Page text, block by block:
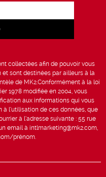
collectées afin de pouvoir vous
sont destinées par ailleurs à la
de MK2.Conformément à la loi
1978 modifiée en 2004, vous
aux informations qui vous
à l’utilisation de ces données, que
à l’adresse suivante : 55 rue
email à intlmarketing@mk2.com,
prénom.